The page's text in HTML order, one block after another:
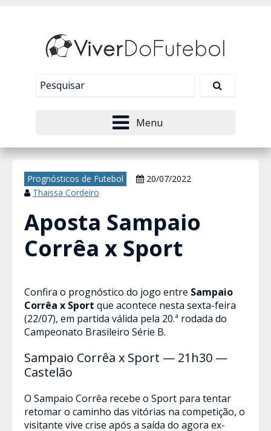
Menu
Prognósticos de Futebol
20/07/2022
Thaissa Cordeiro
Aposta Sampaio
Corrêa x Sport
Confira o prognóstico do jogo entre Sampaio
Corrêa x Sport que acontece nesta sexta-feira
(22/07), em partida válida pela 20.ª rodada do
Campeonato Brasileiro Série B.
Sampaio Corrêa x Sport — 21h30 —
Castelão
O Sampaio Corrêa recebe o Sport para tentar
retomar o caminho das vitórias na competição, o
visitante vive crise após a saída do agora ex-